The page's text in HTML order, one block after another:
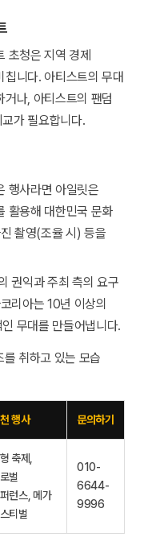
초청은 지역 경제
칩니다. 아티스트의 무대
나, 아티스트의 팬덤
가 필요합니다.
행사라면 아일릿은
활용해 대한민국 문화
촬영(조율 시) 등을
권익과 주최 측의 요구
리아는 10년 이상의
무대를 만들어냅니다.
행사 문의하기
축제,
벌
런스, 메가
티벌
010-
6644-
9996